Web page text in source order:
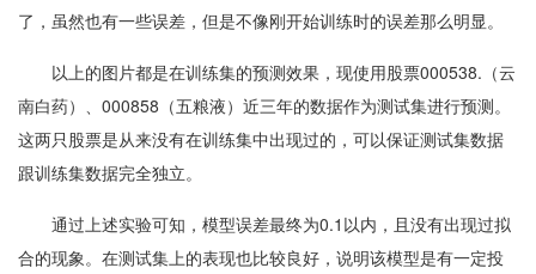
了，虽然也有一些误差，但是不像刚开始训练时的误差那么明显。
以上的图片都是在训练集的预测效果，现使用股票000538.（云
南白药）、000858（五粮液）近三年的数据作为测试集进行预测。
这两只股票是从来没有在训练集中出现过的，可以保证测试集数据
跟训练集数据完全独立。
通过上述实验可知，模型误差最终为0.1以内，且没有出现过拟
合的现象。在测试集上的表现也比较良好，说明该模型是有一定投